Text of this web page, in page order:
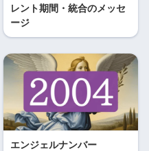
レント期間・統合のメッセ
ージ
エンジェルナンバー